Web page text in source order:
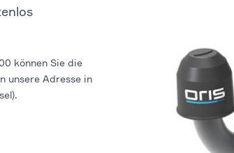
können Sie die
unsere Adresse in